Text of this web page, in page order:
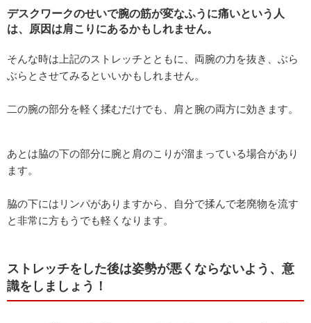
デスクワークのせいで腕の筋が変なふうに痛いという人
は、原因は肩こりにあるかもしれません。
そんな時は上記のストレッチとともに、両腕の力を抜き、ぶら
ぶらとさせてみるといいかもしれません。
二の腕の部分を軽く揉むだけでも、肩と腕の両方に効きます。
あとは脇の下の部分に腕と肩のこりが溜まっている場合があり
ます。
脇の下にはリンパがありますから、自分で揉んで老廃物を流す
と非常に方もうでも軽くなります。
ストレッチをした後は姿勢が悪くならないよう、意
識をしましょう！